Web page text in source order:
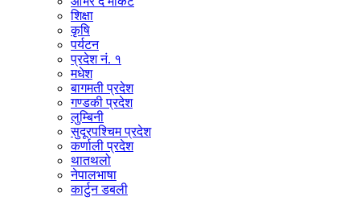
शिक्षा
कृषि
पर्यटन
प्रदेश नं. १
मधेश
बागमती प्रदेश
गण्डकी प्रदेश
लुम्बिनी
सुदूरपश्चिम प्रदेश
कर्णाली प्रदेश
थातथलो
नेपालभाषा
कार्टुन डबली